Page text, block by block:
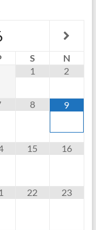
S
N
1
2
8 9
15 16
22 23